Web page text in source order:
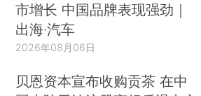
市增长 中国品牌表现强劲｜
出海·汽车
2026年08月06日
贝恩资本宣布收购贡茶 在中